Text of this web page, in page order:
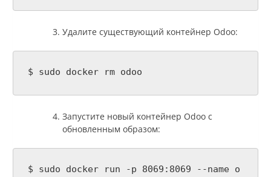
Удалите существующий контейнер Odoo:
$ sudo docker rm odoo
Запустите новый контейнер Odoo с
обновленным образом:
$ sudo docker run -p 8069:8069 --name o